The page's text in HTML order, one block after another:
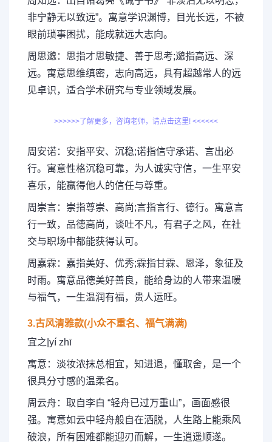
非宁静无以致远”。寓意学识渊博，目光长远，不被
眼前琐事困扰，能成就远大志向。
周思邈：思指才思敏捷、善于思考;邈指高远、深
远。寓意思维缜密，志向高远，具有超越常人的远
见卓识，适合学术研究与专业领域发展。
>>>>>>了解更多，咨询老师，请点击这里! <<<<<<
周安诺：安指平安、沉稳;诺指信守承诺、言出必
行。寓意性格沉稳可靠，为人诚实守信，一生平安
喜乐，能赢得他人的信任与尊重。
周崇言：崇指尊崇、高尚;言指言行、德行。寓意言
行一致，品德高尚，谈吐不凡，有君子之风，在社
交与职场中都能获得认可。
周嘉霖：嘉指美好、优秀;霖指甘霖、恩泽，象征及
时雨。寓意品德美好善良，能给身边的人带来温暖
与福气，一生温润有福，贵人运旺。
3.古风清雅款(小众不重名、福气满满)
宜之|yí zhī
寓意：淡妆浓抹总相宜，知进退，懂取舍，是一个
很具分寸感的温柔名。
周云舟：取自李白 “轻舟已过万重山”，画面感很
强。寓意如云中轻舟般自在洒脱，人生路上能乘风
破浪，所有困难都能迎刃而解，一生逍遥顺遂。